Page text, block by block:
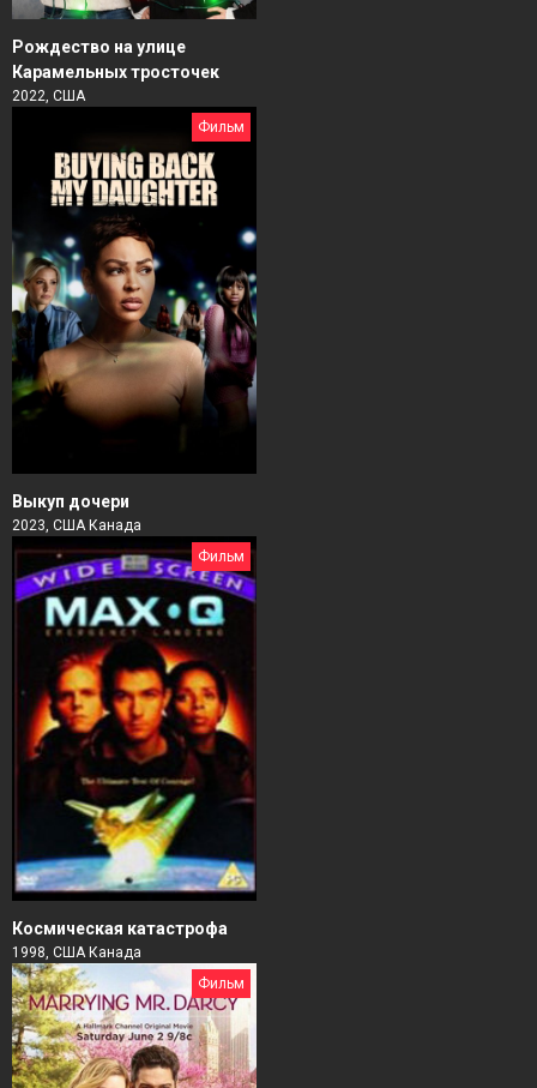
Рождество на улице
Карамельных тросточек
2022, США
Фильм
Выкуп дочери
2023, США Канада
Фильм
Космическая катастрофа
1998, США Канада
Фильм